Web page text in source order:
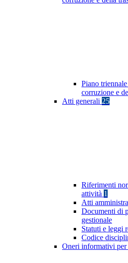
Piano
corruzione e
Atti generali 25
Riferimenti
attività 1
Atti
Documenti di
gestionale
Statuti e leggi
Codice
Oneri informativi per